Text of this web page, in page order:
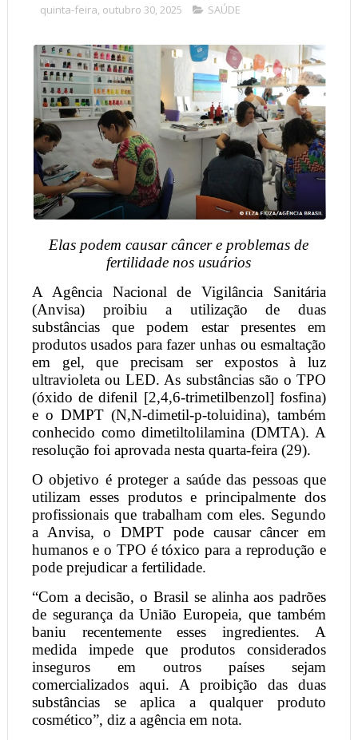
quinta-feira, outubro 30, 2025 SAÚDE
Elas podem causar câncer e problemas de
fertilidade nos usuários
A Agência Nacional de Vigilância Sanitária
(Anvisa) proibiu a utilização de duas
substâncias que podem estar presentes em
produtos usados para fazer unhas ou esmaltação
em gel, que precisam ser expostos à luz
ultravioleta ou LED. As substâncias são o TPO
(óxido de difenil [2,4,6-trimetilbenzol] fosfina)
e o DMPT (N,N-dimetil-p-toluidina), também
conhecido como dimetiltolilamina (DMTA). A
resolução foi aprovada nesta quarta-feira (29).
O objetivo é proteger a saúde das pessoas que
utilizam esses produtos e principalmente dos
profissionais que trabalham com eles. Segundo
a Anvisa, o DMPT pode causar câncer em
humanos e o TPO é tóxico para a reprodução e
pode prejudicar a fertilidade.
“Com a decisão, o Brasil se alinha aos padrões
de segurança da União Europeia, que também
baniu recentemente esses ingredientes. A
medida impede que produtos considerados
inseguros em outros países sejam
comercializados aqui. A proibição das duas
substâncias se aplica a qualquer produto
cosmético”, diz a agência em nota.